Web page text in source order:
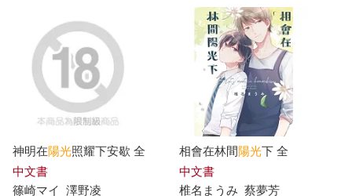
ケイ・エム・プロデュース(286)
車田正美(266) 鈴木央(252)
S-cute(248)
FunHouse師資團隊(238)
悅文社(2062)
水星外文雜誌(1877)
Milkyway(1803)
化學工業出版社(1786)
一個月內上市新品(1834)
本週上市新品(305)
適合手機平板閱讀(6677)
神明在陽光照耀下安歇 全
中文書
篠崎マイ 澤野凌
相會在林間陽光下 全
中文書
椎名まうみ 蔡夢芳